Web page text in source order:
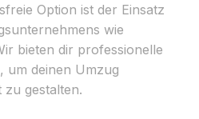
Option ist der Einsatz
wie
bieten dir professionelle
um deinen Umzug
zu gestalten.